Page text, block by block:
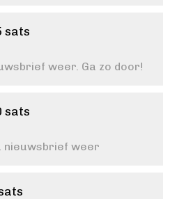
sats
weer. Ga zo door!
sats
nieuwsbrief weer